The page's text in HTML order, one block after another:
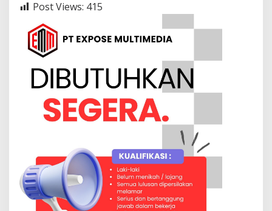
Post Views: 415